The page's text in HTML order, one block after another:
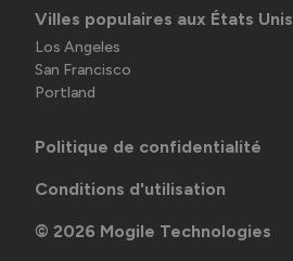
Villes populaires aux États Unis
Los Angeles
San Francisco
Portland
Politique de confidentialité
Conditions d'utilisation
© 2026 Mogile Technologies